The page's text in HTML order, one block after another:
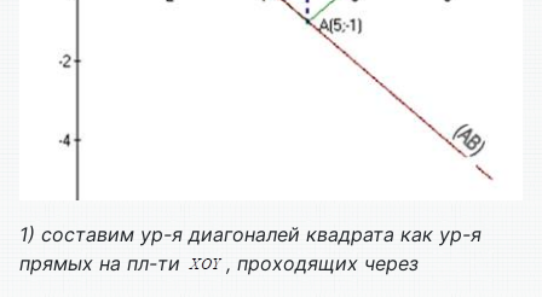
1) составим ур-я диагоналей квадрата как ур-я
прямых на пл-ти
, проходящих через